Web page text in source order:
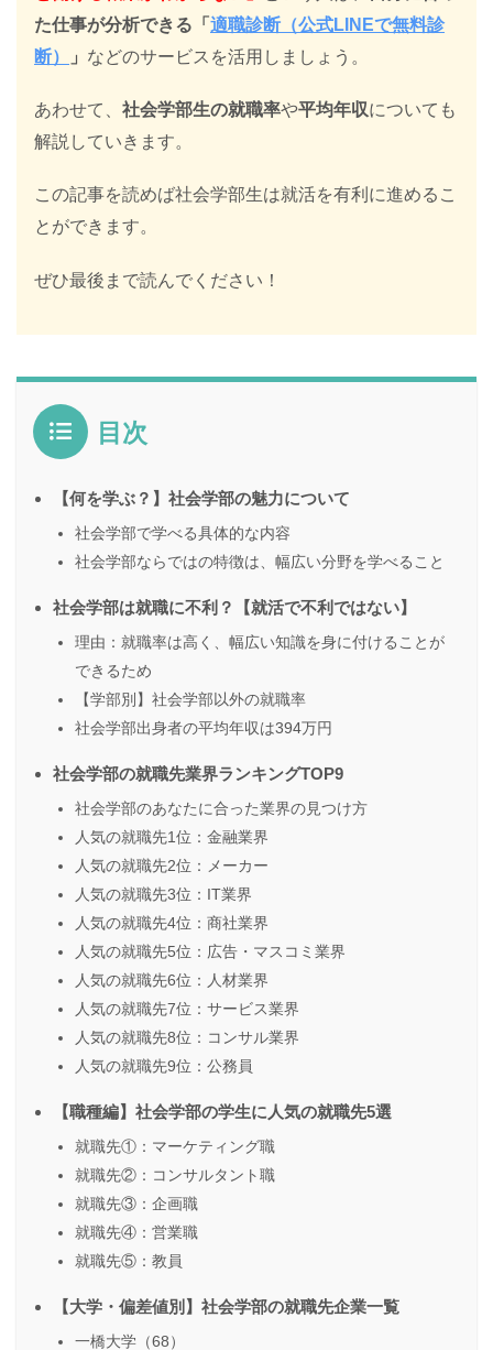
た仕事が分析できる「 適職診断（公式LINEで無料診
断）
」 などのサービスを活用しましょう。
あわせて、 社会学部生の就職率や平均年収についても
解説していきます。
この記事を読めば社会学部生は就活を有利に進めるこ
とができます。
ぜひ最後まで読んでください！
目次
【何を学ぶ？】社会学部の魅力について
社会学部で学べる具体的な内容
社会学部ならではの特徴は、幅広い分野を学べること
社会学部は就職に不利？【就活で不利ではない】
理由：就職率は高く、幅広い知識を身に付けることが
できるため
【学部別】社会学部以外の就職率
社会学部出身者の平均年収は394万円
社会学部の就職先業界ランキングTOP9
社会学部のあなたに合った業界の見つけ方
人気の就職先1位：金融業界
人気の就職先2位：メーカー
人気の就職先3位：IT業界
人気の就職先4位：商社業界
人気の就職先5位：広告・マスコミ業界
人気の就職先6位：人材業界
人気の就職先7位：サービス業界
人気の就職先8位：コンサル業界
人気の就職先9位：公務員
【職種編】社会学部の学生に人気の就職先5選
就職先①：マーケティング職
就職先②：コンサルタント職
就職先③：企画職
就職先④：営業職
就職先⑤：教員
【大学・偏差値別】社会学部の就職先企業一覧
一橋大学（68）